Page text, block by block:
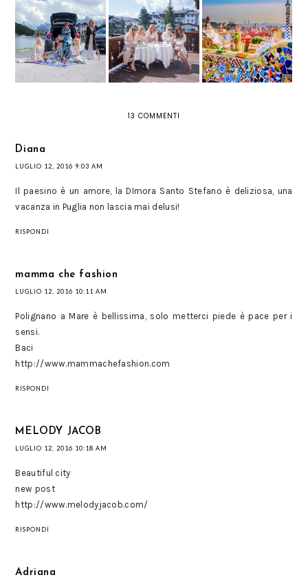
ALLA SCOPERTA DI
CORTINA CON UNA
JEEP COMPASS E
UNA 500X
CORTINA
D'AMPEZZO: DOVE
DORMIRE E COSA
FARE
SHOPPING MODA:
ALL’ESTERO È PIÙ
DIVERTENTE
13 COMMENTI
Diana
LUGLIO 12, 2016 9:03 AM
Il paesino è un amore, la DImora Santo Stefano è deliziosa, una
vacanza in Puglia non lascia mai delusi!
RISPONDI
mamma che fashion
LUGLIO 12, 2016 10:11 AM
Polignano a Mare è bellissima, solo metterci piede è pace per i
sensi.
Baci
http://www.mammachefashion.com
RISPONDI
MELODY JACOB
LUGLIO 12, 2016 10:18 AM
Beautiful city
new post
http://www.melodyjacob.com/
RISPONDI
Adriana